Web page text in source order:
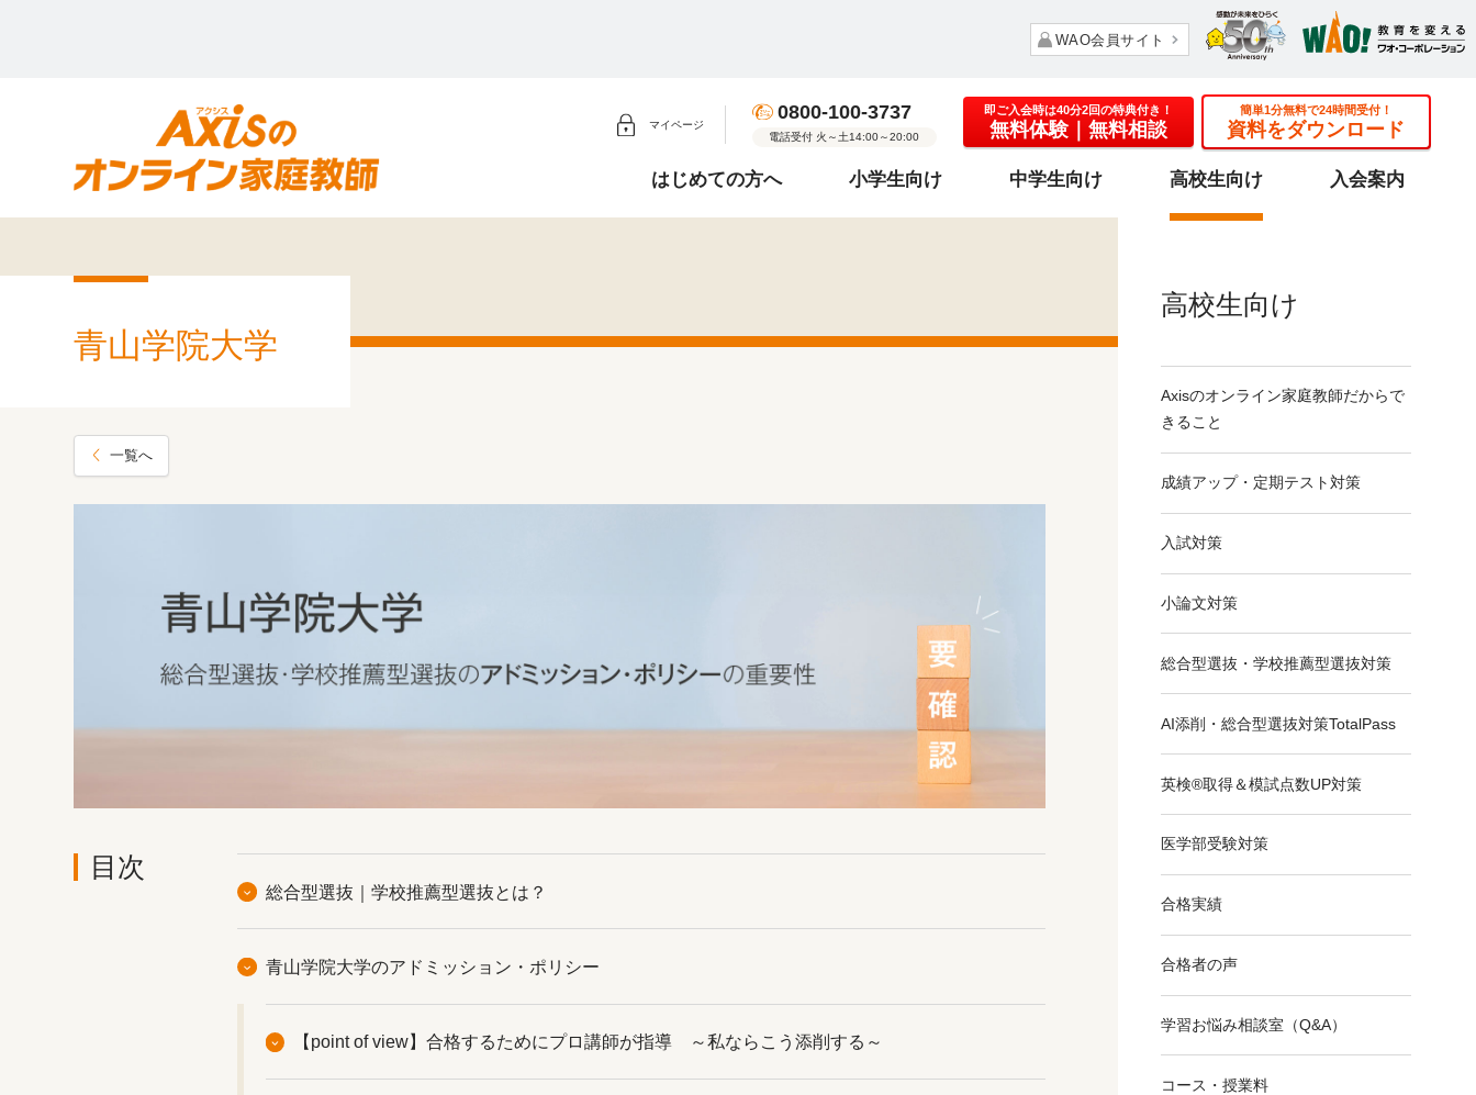
WAO会員サイト
マイページ
0800-100-3737
電話受付 火～土14:00～20:00
即ご入会時は40分2回の特典付き！
無料体験 ｜無料相談
簡単1分無料で24時間受付！
資料をダウンロード
はじめての方へ 小学生向け 中学生向け 高校生向け 入会案内
青山学院大学
一覧へ
目次
総合型選抜｜学校推薦型選抜とは？
青山学院大学のアドミッション・ポリシー
【point of view】合格するためにプロ講師が指導 ～私ならこう添削する～
高校生向け
Axisのオンライン家庭教師だからで
きること
成績アップ・ 定期テスト対策
入試対策
小論文対策
総合型選抜・学校推薦型選抜対策
AI添削・総合型選抜対策TotalPass
英検®取得＆模試点数UP対策
医学部受験対策
合格実績
合格者の声
学習お悩み相談室 （Q&A）
コース・授業料